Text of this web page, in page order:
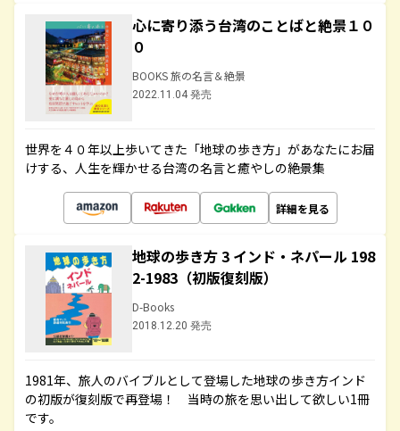
心に寄り添う台湾のことばと絶景１０
０
BOOKS 旅の名言＆絶景
2022.11.04 発売
世界を４０年以上歩いてきた「地球の歩き方」があなたにお届
けする、人生を輝かせる台湾の名言と癒やしの絶景集
詳細を見る
地球の歩き方 3 インド・ネパール 198
2-1983（初版復刻版）
D-Books
2018.12.20 発売
1981年、旅人のバイブルとして登場した地球の歩き方インド
の初版が復刻版で再登場！ 当時の旅を思い出して欲しい1冊
です。